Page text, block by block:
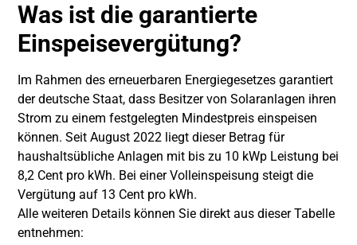
Was ist die garantierte
Einspeisevergütung?
Im Rahmen des erneuerbaren Energiegesetzes garantiert
der deutsche Staat, dass Besitzer von Solaranlagen ihren
Strom zu einem festgelegten Mindestpreis einspeisen
können. Seit August 2022 liegt dieser Betrag für
haushaltsübliche Anlagen mit bis zu 10 kWp Leistung bei
8,2 Cent pro kWh. Bei einer Volleinspeisung steigt die
Vergütung auf 13 Cent pro kWh.
Alle weiteren Details können Sie direkt aus dieser Tabelle
entnehmen: